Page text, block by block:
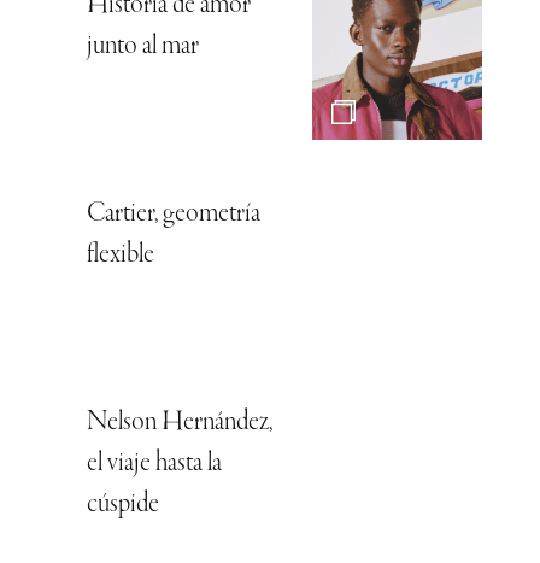
Historia de amor
junto al mar
Cartier, geometría
flexible
Nelson Hernández,
el viaje hasta la
cúspide